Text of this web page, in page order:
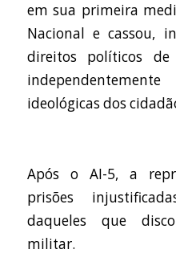
em sua primeira
Nacional e cassou,
direitos políticos de
ideológicas dos
Após o AI-5, a
prisões
daqueles que
militar.